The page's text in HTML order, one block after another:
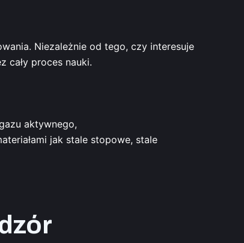
Niezależnie od tego, czy interesuje
cały proces nauki.
aktywnego,
jak stale stopowe, stale